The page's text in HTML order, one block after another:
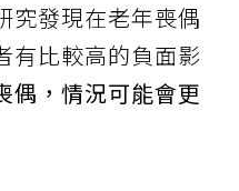
究發現在老年喪偶
有比較高的負面影
偶，情況可能會更